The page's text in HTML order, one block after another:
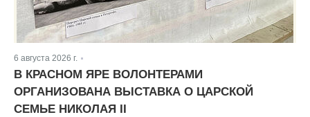
6 августа 2026 г.
В КРАСНОМ ЯРЕ ВОЛОНТЕРАМИ
ОРГАНИЗОВАНА ВЫСТАВКА О ЦАРСКОЙ
СЕМЬЕ НИКОЛАЯ II